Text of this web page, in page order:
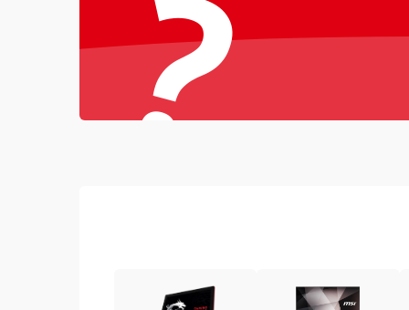
Поломка видеокарты
Неисправность процессора
Повреждение жесткого диска (HDD / SSD)
?